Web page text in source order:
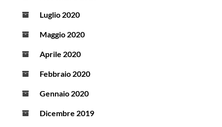
Luglio 2020
Maggio 2020
Aprile 2020
Febbraio 2020
Gennaio 2020
Dicembre 2019